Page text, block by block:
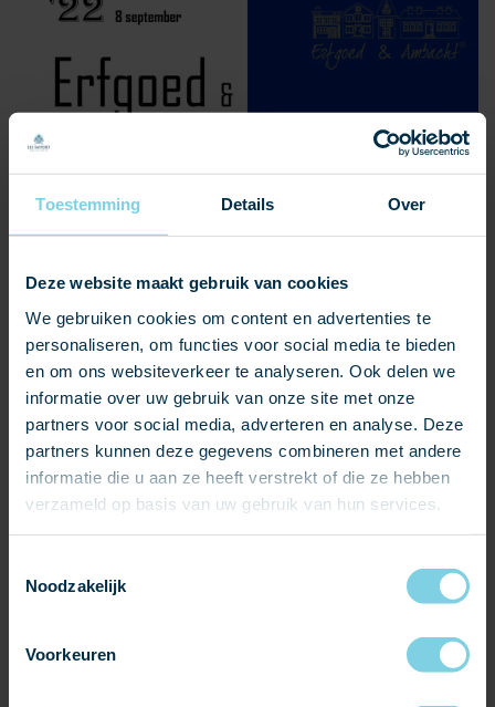
Toestemming Details Over
Deze website maakt gebruik van cookies
We gebruiken cookies om content en advertenties te
personaliseren, om functies voor social media te bieden
en om ons websiteverkeer te analyseren. Ook delen we
informatie over uw gebruik van onze site met onze
partners voor social media, adverteren en analyse. Deze
partners kunnen deze gegevens combineren met andere
informatie die u aan ze heeft verstrekt of die ze hebben
verzameld op basis van uw gebruik van hun services.
Noodzakelijk
Voorkeuren
Erfgoed & Ambacht is een landelijk platform die de
monumenteneigenaar en de erfgoedspecialist met elkaar
locatie gehouden waar diverse erfgoedspecialisten,
waaronder Lei Import, gepresenteerd staan.
Historische daken zijn allesbepalend voor het karakter van
uw monument. Tijdens het event informeren wij u over
onze hoogwaardige producten die uw gebouw bijzondere
kwaliteiten meegeven:
Karakter
Schoonheid
https://www.ticketkantoor.nl/shop/erfgoedenambacht